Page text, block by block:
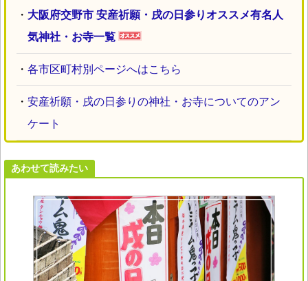
・ 大阪府交野市 安産祈願・戌の日参りオススメ有名人
気神社・お寺一覧
・ 各市区町村別ページへはこちら
・ 安産祈願・戌の日参りの神社・お寺についてのアン
ケート
あわせて読みたい